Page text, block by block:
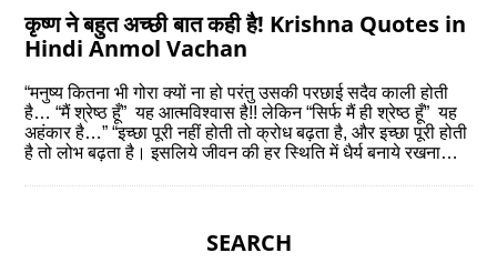
कृष्‍ण ने बहुत अच्छी बात कही है! Krishna Quotes in
Hindi Anmol Vachan
“मनुष्य कितना भी गोरा क्यों ना हो परंतु उसकी परछाई सदैव काली होती
है… “मैं श्रेष्ठ हूँ” यह आत्मविश्वास है!! लेकिन “सिर्फ मैं ही श्रेष्ठ हूँ” यह
अहंकार है…” “इच्छा पूरी नहीं होती तो क्रोध बढ़ता है, और इच्छा पूरी होती
है तो लोभ बढ़ता है। इसलिये जीवन की हर स्थिति में धैर्य बनाये रखना…
SEARCH